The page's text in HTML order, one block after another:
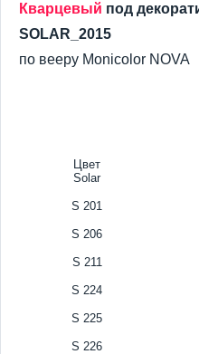
Кварцевый под
SOLAR_2015
по вееру Monicolor NOVA
Цвет
Solar
S 201
S 206
S 211
S 224
S 225
S 226